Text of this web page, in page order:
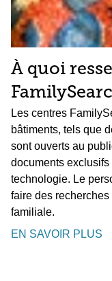
À quoi
Les centres
bâtiments, tels que
sont ouverts au
documents exclusifs
technologie. Le
faire des
familiale.
EN SAVOIR PLUS